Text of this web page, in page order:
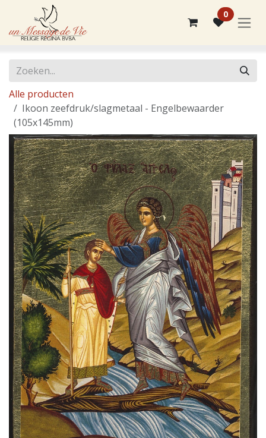
Overslaan naar inhoud
0
Alle producten
Ikoon zeefdruk/slagmetaal - Engelbewaarder
(105x145mm)